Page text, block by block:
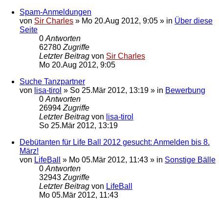
Spam-Anmeldungen
von Sir Charles » Mo 20.Aug 2012, 9:05 » in Über diese
Seite
0 Antworten
62780 Zugriffe
Letzter Beitrag von Sir Charles
Mo 20.Aug 2012, 9:05
Suche Tanzpartner
von lisa-tirol » So 25.Mär 2012, 13:19 » in Bewerbung
0 Antworten
26994 Zugriffe
Letzter Beitrag von lisa-tirol
So 25.Mär 2012, 13:19
Debütanten für Life Ball 2012 gesucht: Anmelden bis 8.
März!
von LifeBall » Mo 05.Mär 2012, 11:43 » in Sonstige Bälle
0 Antworten
32943 Zugriffe
Letzter Beitrag von LifeBall
Mo 05.Mär 2012, 11:43